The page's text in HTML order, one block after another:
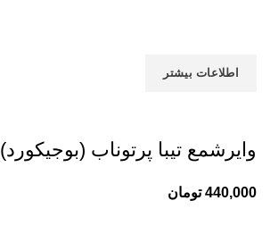
اطلاعات بیشتر
وایرشمع تیبا پرتوناب (بوجیکورد)
440,000 تومان